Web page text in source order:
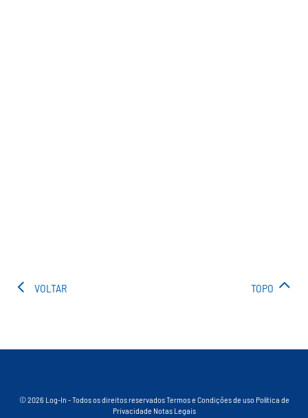
VOLTAR TOPO
© 2026 Log-In - Todos os direitos reservadosTermos e Condições de uso Política de
Privacidade Notas Legais